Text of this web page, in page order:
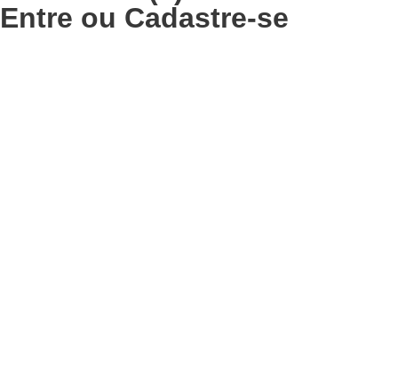
Entre ou Cadastre-se